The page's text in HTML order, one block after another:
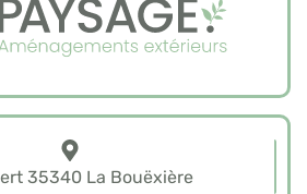
35340 La Bouëxière